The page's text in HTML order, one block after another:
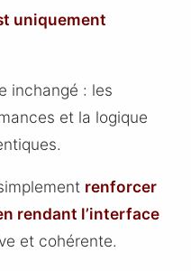
uniquement
inchangé : les
et la logique
renforcer
rendant l’interface
et cohérente.